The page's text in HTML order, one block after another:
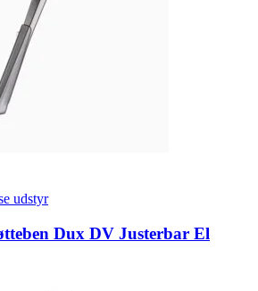
udstyr
Dux DV Justerbar El